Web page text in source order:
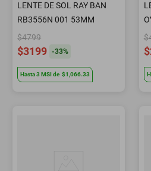
LENTE DE SOL RAY BAN
RB3556N 001 53MM
$4799
$3199 -33%
Hasta3 MSIde $1,066.33